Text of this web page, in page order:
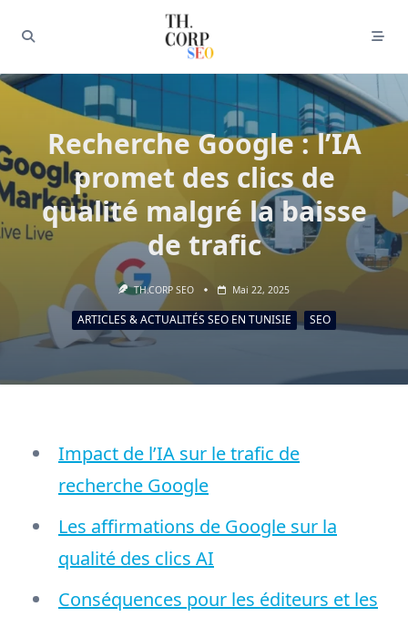
Recherche Google : l’IA
promet des clics de
qualité malgré la baisse
de trafic
TH.CORP SEO Mai 22, 2025
ARTICLES & ACTUALITÉS SEO EN TUNISIE SEO
Impact de l’IA sur le trafic de
recherche Google
Les affirmations de Google sur la
qualité des clics AI
Conséquences pour les éditeurs et les